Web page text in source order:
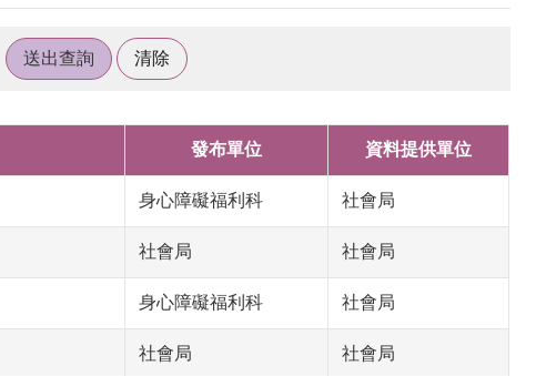
發布單位 資料提供單位
身心障礙福利科 社會局
社會局 社會局
身心障礙福利科 社會局
社會局 社會局